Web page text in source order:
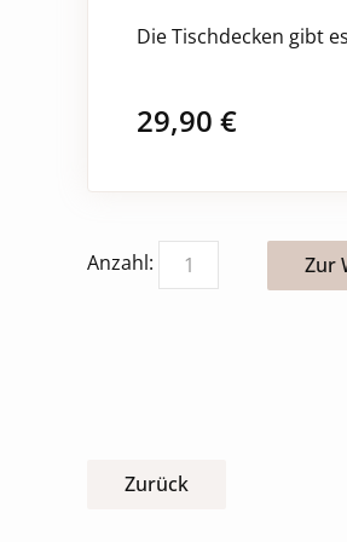
Die Tischdecken gibt
29,90 €
Anzahl:
Zurück